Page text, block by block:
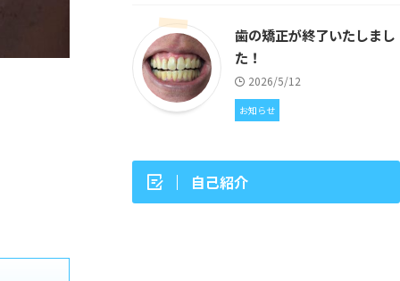
歯の矯正が終了いたしまし
た！
2026/5/12
お知らせ
自己紹介